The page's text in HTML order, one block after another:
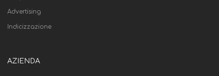
Advertising
Indicizzazione
AZIENDA